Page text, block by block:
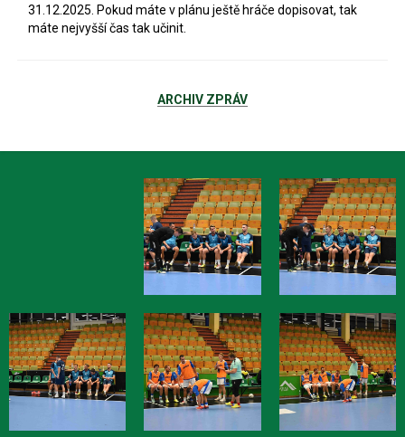
31.12.2025. Pokud máte v plánu ještě hráče dopisovat, tak
máte nejvyšší čas tak učinit.
ARCHIV ZPRÁV